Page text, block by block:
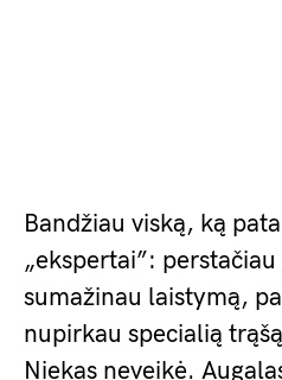
Bandžiau viską, ką
„ekspertai”:
sumažinau laistymą,
nupirkau specialią
Niekas neveikė.